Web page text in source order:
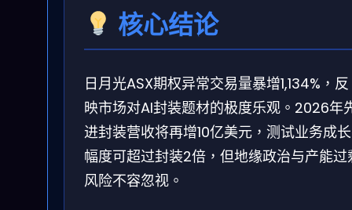
核心结论
日月光ASX期权异常交易量暴增1,134%，反
映市场对AI封装题材的极度乐观。2026年
进封装营收将再增10亿美元，测试业务成长
幅度可超过封装2倍，但地缘政治与产能过
风险不容忽视。